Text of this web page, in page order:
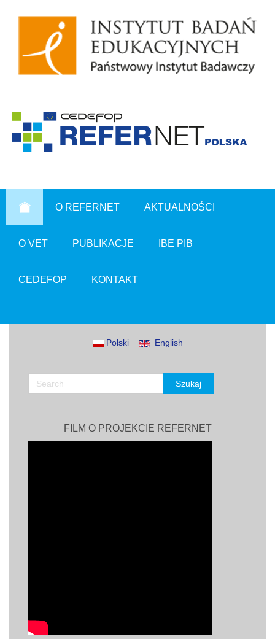
O REFERNET AKTUALNOŚCI
O VET PUBLIKACJE IBE PIB
CEDEFOP KONTAKT
Polski English
FILM O PROJEKCIE REFERNET